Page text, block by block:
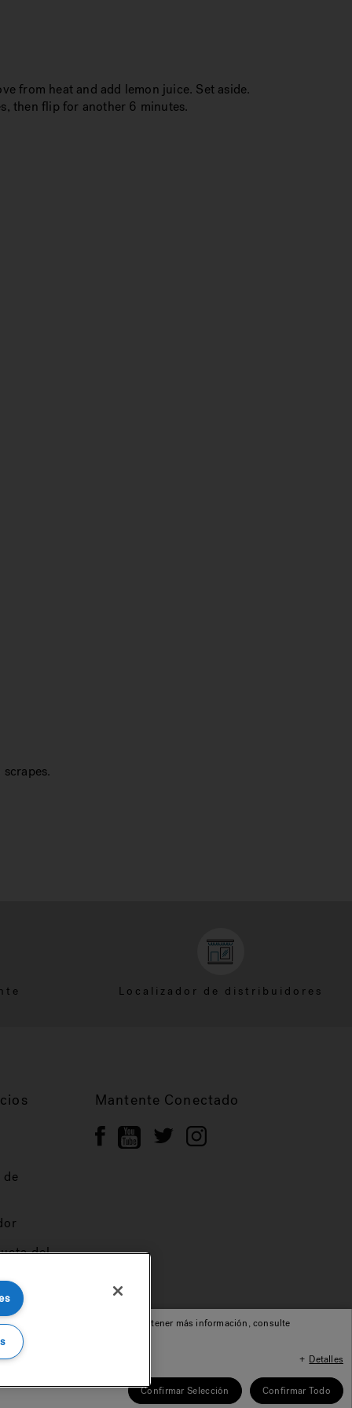
from heat and add lemon juice. Set aside.
then flip for another 6 minutes.
Localizador de distribuidores
del
Mantente Conectado
© 2022 Jacuzzi Inc. Todos los derechos reservados.
nuestro uso de cookies. Para obtener más información, consulte
Detalles
Confirmar Selección Confirmar Todo